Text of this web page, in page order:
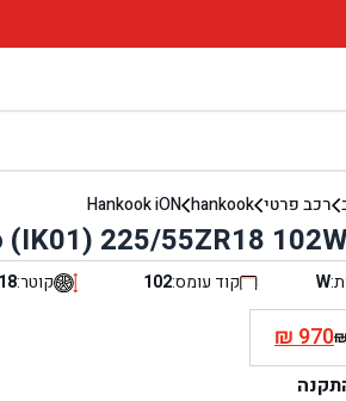
רכב פרטי hankook
Hankook iON
225/55ZR18
W קוד עומס:102 קוטר:18
₪970